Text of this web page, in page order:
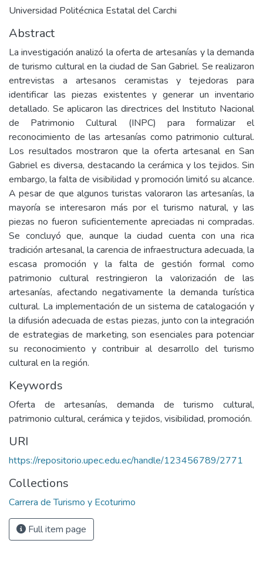
Universidad Politécnica Estatal del Carchi
Abstract
La investigación analizó la oferta de artesanías y la demanda
de turismo cultural en la ciudad de San Gabriel. Se realizaron
entrevistas a artesanos ceramistas y tejedoras para
identificar las piezas existentes y generar un inventario
detallado. Se aplicaron las directrices del Instituto Nacional
de Patrimonio Cultural (INPC) para formalizar el
reconocimiento de las artesanías como patrimonio cultural.
Los resultados mostraron que la oferta artesanal en San
Gabriel es diversa, destacando la cerámica y los tejidos. Sin
embargo, la falta de visibilidad y promoción limitó su alcance.
A pesar de que algunos turistas valoraron las artesanías, la
mayoría se interesaron más por el turismo natural, y las
piezas no fueron suficientemente apreciadas ni compradas.
Se concluyó que, aunque la ciudad cuenta con una rica
tradición artesanal, la carencia de infraestructura adecuada, la
escasa promoción y la falta de gestión formal como
patrimonio cultural restringieron la valorización de las
artesanías, afectando negativamente la demanda turística
cultural. La implementación de un sistema de catalogación y
la difusión adecuada de estas piezas, junto con la integración
de estrategias de marketing, son esenciales para potenciar
su reconocimiento y contribuir al desarrollo del turismo
cultural en la región.
Keywords
Oferta de artesanías, demanda de turismo cultural,
patrimonio cultural, cerámica y tejidos, visibilidad, promoción.
URI
https://repositorio.upec.edu.ec/handle/123456789/2771
Collections
Carrera de Turismo y Ecoturimo
Full item page